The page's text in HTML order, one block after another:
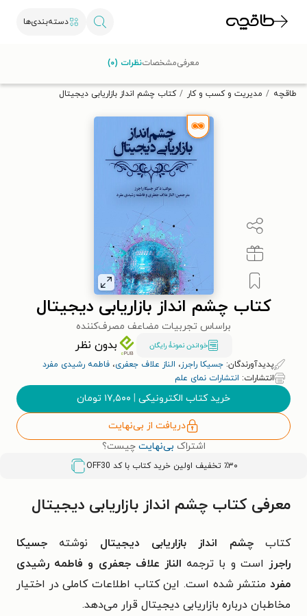
دسته‌بندی‌ها
تخفیف از طاقچه دریافت کن.
طاقچه مدیریت و کسب و کار کتاب چشم انداز بازاریابی دیجیتال
کتاب چشم انداز بازاریابی دیجیتال
براساس تجربیات مضاعف مصرف‌کننده
خواندن نمونۀ رایگان بدون نظر
پدیدآورندگان: جسیکا راجرز، الناز علاف جعفری، فاطمه رشیدی مفرد
انتشارات: انتشارات نمای علم
خرید کتاب الکترونیکی | ۱۷,۵۰۰ تومان
دریافت از بی‌نهایت
اشتراک بی‌نهایت چیست؟
٪۳۰ تخفیف اولین خرید کتاب با کد OFF30
معرفیمشخصاتنظرات (۰)
معرفی کتاب چشم انداز بازاریابی دیجیتال
کتابچشم انداز بازاریابی دیجیتال نوشته جسیکا
راجرز است و با ترجمه الناز علاف جعفری و فاطمه رشیدی
مفرد منتشر شده است. این کتاب اطلاعات کاملی در اختیار
مخاطبان درباره بازاریابی دیجیتال قرار می‌دهد.